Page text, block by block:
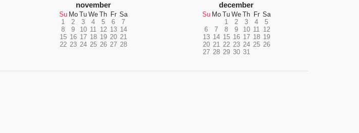
november
Su Mo Tu We Th Fr Sa
1
2 3 4 5 6
7
8
9 10 11 12 13 14
15 16 17 18 19 20 21
22 23 24 25 26 27 28
december
Su Mo Tu We Th Fr Sa
1
2 3 4
5
6
7 8 9 10 11 12
13 14 15 16 17 18 19
20 21 22 23 24 25 26
27 28 29 30 31